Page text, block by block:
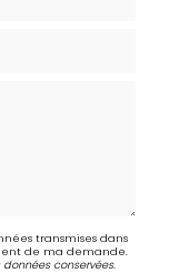
transmises dans
de ma demande.
conservées.